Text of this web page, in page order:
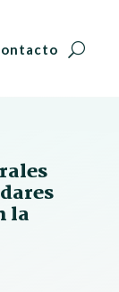
la